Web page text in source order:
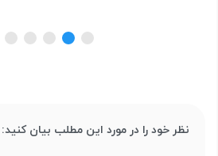
نظر خود را در مورد این مطلب بیان کنید: